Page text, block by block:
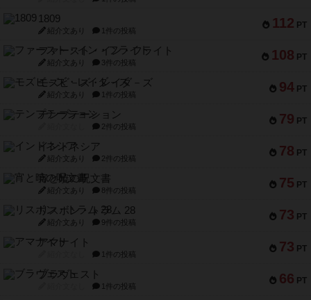
112 PT
1809
紹介文あり 1件の投稿
108 PT
ファースト・イン・フライト
紹介文あり 3件の投稿
94 PT
モズビ－ズ・レイダ－ズ
紹介文あり 1件の投稿
79 PT
テンプテーション
2件の投稿
78 PT
インドネシア
紹介文あり 2件の投稿
75 PT
宵と暁の呪文書
紹介文あり 8件の投稿
73 PT
リスボン・トラム 28
紹介文あり 9件の投稿
73 PT
アマナイト
1件の投稿
66 PT
ブラヴェスト
1件の投稿